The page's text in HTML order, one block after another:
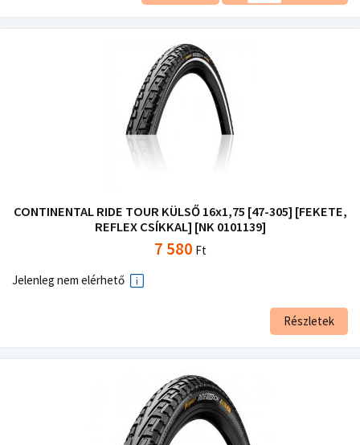
CONTINENTAL RIDE TOUR KÜLSŐ 16x1,75 [47-305] [FEKETE,
REFLEX CSÍKKAL] [NK 0101139]
7 580 Ft
Jelenleg nem elérhető
Részletek